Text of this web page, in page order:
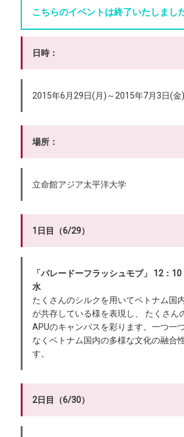
こちらのイベントは終了いたしました
日時：
2015年6月29日(月)～2015年7月3日(金)
場所：
立命館アジア太平洋大学
1日目（6/29）
「パレードーフラッシュモブ」 12：
水
たくさんのシルクを用いてベトナム国
が共存している様を表現し、 たくさん
APUのキャンパスを彩ります。一つ一
なくベトナム国内の多様な文化の融合
す。
2日目（6/30）